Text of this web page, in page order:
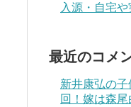
入源・自宅
最近のコメ
新井康弘の子
回！嫁は森